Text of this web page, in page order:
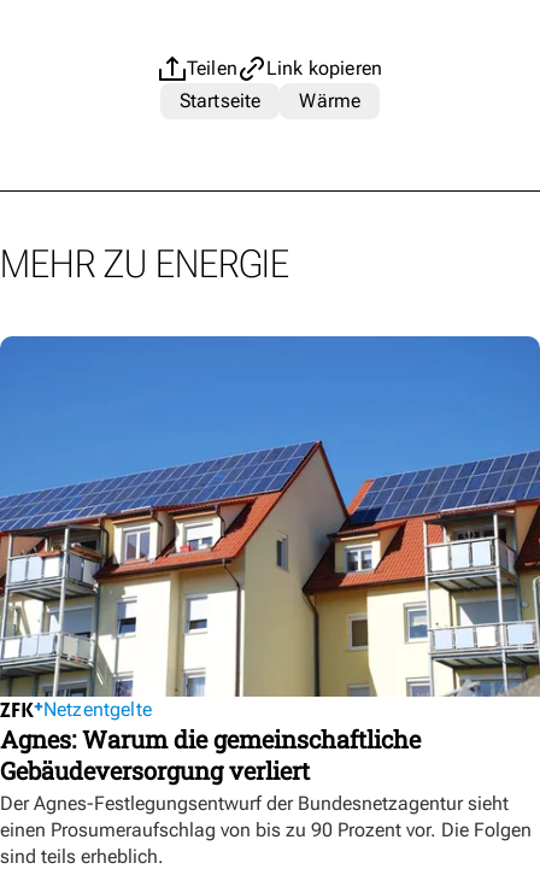
Teilen
Link kopieren
Startseite
Wärme
MEHR ZU ENERGIE
Netzentgelte
Agnes: Warum die gemeinschaftliche
Gebäudeversorgung verliert
Der Agnes-Festlegungsentwurf der Bundesnetzagentur sieht
einen Prosumeraufschlag von bis zu 90 Prozent vor. Die Folgen
sind teils erheblich.